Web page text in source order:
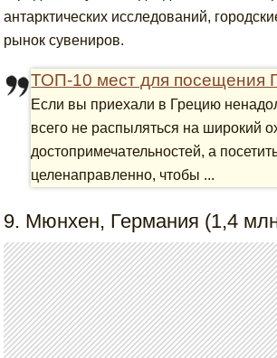
антарктических исследований,
рынок сувениров.
ТОП-10 мест для посещения
Если вы приехали в Грецию
всего не распыляться на широкий
достопримечательностей, а
целенаправленно, чтобы ...
9. Мюнхен, Германия (1,4